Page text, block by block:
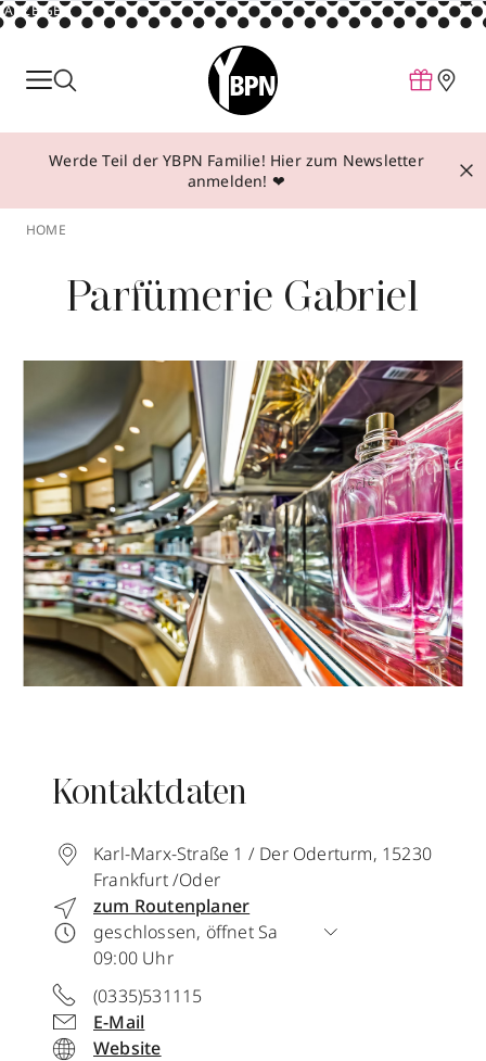
ANZEIGE
Parfum
Make-up
Behandlungen
Über YBPN
Aktionen
Storefinder
Werde Teil der YBPN Familie! Hier zum Newsletter
anmelden! ❤
HOME
Parfümerie Gabriel
Kontaktdaten
Karl-Marx-Straße 1 / Der Oderturm, 15230
Frankfurt /Oder
zum Routenplaner
geschlossen, öffnet Sa
09:00 Uhr
(0335)531115
E-Mail
Website